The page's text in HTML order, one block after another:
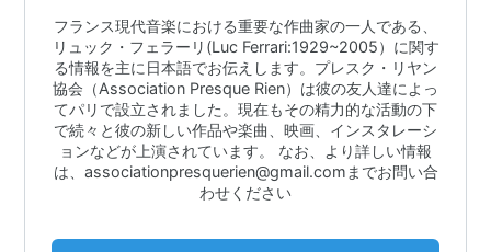
フランス現代音楽における重要な作曲家の一人である、
リュック・フェラーリ(Luc Ferrari:1929~2005）に関す
る情報を主に日本語でお伝えします。プレスク・リヤン
協会（Association Presque Rien）は彼の友人達によっ
てパリで設立されました。現在もその精力的な活動の下
で続々と彼の新しい作品や楽曲、映画、インスタレーシ
ョンなどが上演されています。 なお、より詳しい情報
は、associationpresquerien@gmail.comまでお問い合
わせください